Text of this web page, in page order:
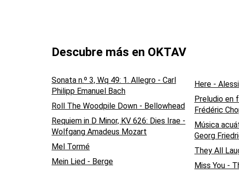
Descubre más en OKTAV
Sonata n.º 3, Wq 49: 1. Allegro - Carl
Philipp Emanuel Bach
Roll The Woodpile Down - Bellowhead
Requiem in D Minor, KV 626: Dies Irae -
Wolfgang Amadeus Mozart
Mel Tormé
Mein Lied - Berge
Here -
Preludio en
Frédéric
Música
Georg
They All
Miss You -